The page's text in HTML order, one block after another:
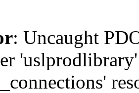
: Uncaught
'uslprodlibrary'